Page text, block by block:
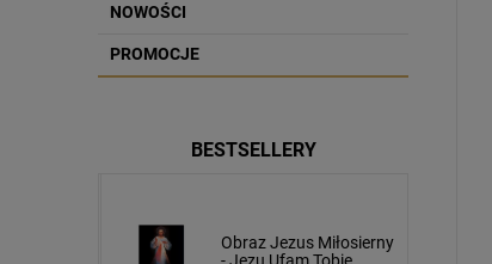
NOWOŚCI
PROMOCJE
BESTSELLERY
Obraz Jezus Miłosierny
- Jezu Ufam Tobie